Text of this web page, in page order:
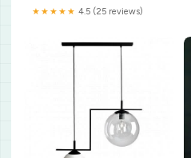
★★★★★ 4.5 (25 reviews)